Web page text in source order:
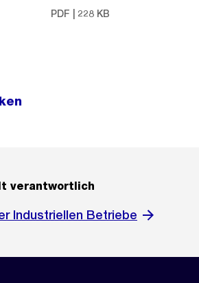
PDF | 228 KB
verantwortlich
Industriellen Betriebe